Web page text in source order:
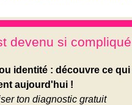
et visio)
avec moi.